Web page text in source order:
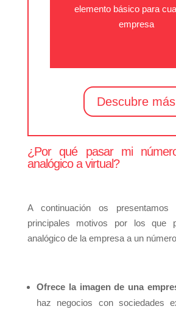
elemento básico para
empresa
Descubre más
¿Por qué pasar mi
analógico a virtual?
A continuación os
principales motivos por los que
analógico de la empresa a un
Ofrece la imagen de una
haz negocios con sociedades